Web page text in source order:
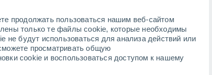
продолжать пользоваться нашим веб-сайтом
только те файлы cookie, которые необходимы
не будут использоваться для анализа действий или
просматривать общую
cookie и воспользоваться доступом к нашему
+29°
+30°